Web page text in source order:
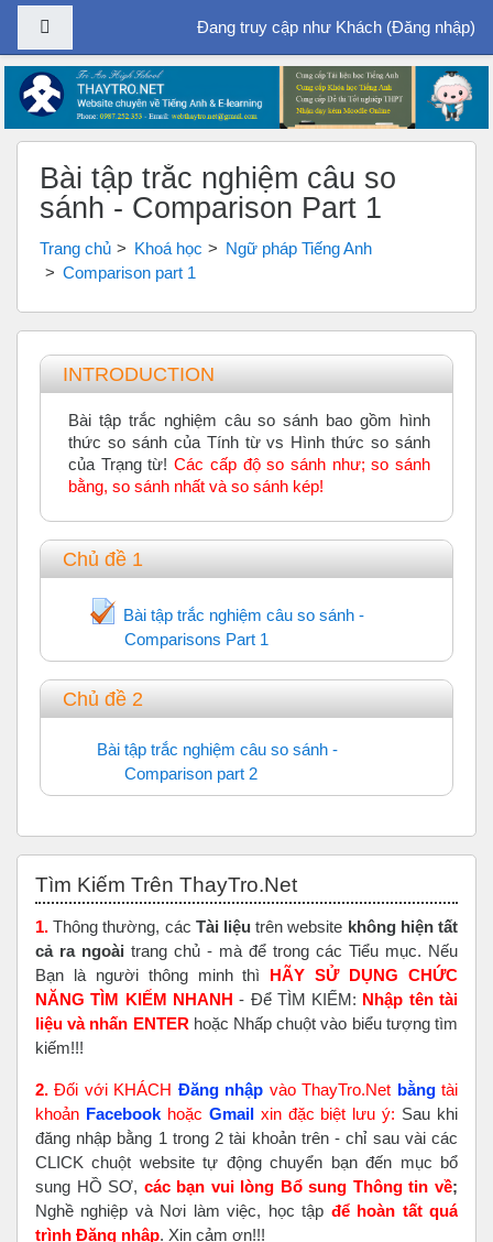
Chuyển tới nội dung chính
Bảng điều khiển cạnhĐang truy cập như Khách (Đăng nhập)
Bài tập trắc nghiệm câu so
sánh - Comparison Part 1
Trang chủ Khoá học
Ngữ pháp Tiếng Anh
Comparison part 1
Tổng quan các chủ đề
INTRODUCTION
Bài tập trắc nghiệm câu so sánh bao gồm hình
thức so sánh của Tính từ vs Hình thức so sánh
của Trạng từ!Các cấp độ so sánh như; so sánh
bằng, so sánh nhất và so sánh kép!
Chủ đề 1
Bài tập trắc nghiệm câu so sánh -
Comparisons Part 1
Chủ đề 2
Bài tập trắc nghiệm câu so sánh -
Comparison part 2
URL
Tìm Kiếm Trên ThayTro.Net
1. Thông thường, các Tài liệu trên website không hiện tất
cả ra ngoài trang chủ - mà để trong các Tiểu mục. Nếu
Bạn là người thông minh thì HÃY SỬ DỤNG CHỨC
NĂNG TÌM KIẾM NHANH - Để TÌM KIẾM: Nhập tên tài
liệu và nhấn ENTER hoặc Nhấp chuột vào biểu tượng tìm
kiếm!!!
2. Đối với KHÁCH Đăng nhập vào ThayTro.Net bằngtài
khoản Facebook hoặc Gmailxin đặc biệt lưu ý: Sau khi
đăng nhập bằng 1 trong 2 tài khoản trên - chỉ sau vài các
CLICK chuột website tự động chuyển bạn đến mục bổ
sung HỒ SƠ, các bạn vui lòng Bổ sung Thông tin về;
Nghề nghiệp và Nơi làm việc, học tập để hoàn tấtquá
trình Đăng nhập. Xin cảm ơn!!!